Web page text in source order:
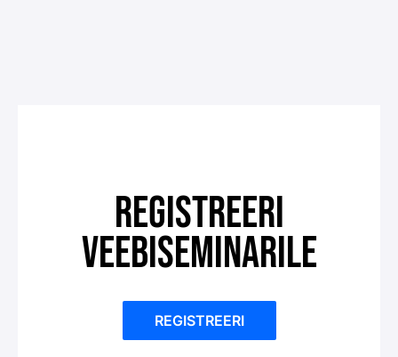
REGISTREERI
VEEBISEMINARILE
REGISTREERI